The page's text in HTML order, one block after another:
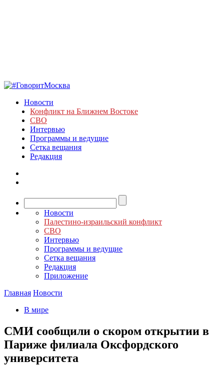
Новости
Конфликт на Ближнем Востоке
СВО
Интервью
Программы и ведущие
Сетка вещания
Редакция
Новости
Палестино-израильский конфликт
СВО
Интервью
Программы и ведущие
Сетка вещания
Редакция
Приложение
Главная Новости
В мире
СМИ сообщили о скором открытии в
Париже филиала Оксфордского
университета